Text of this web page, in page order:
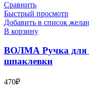
Сравнить
Быстрый просмотр
Добавить в список
В корзину
ВОЛМА Ручка для
шпаклевки
470₽